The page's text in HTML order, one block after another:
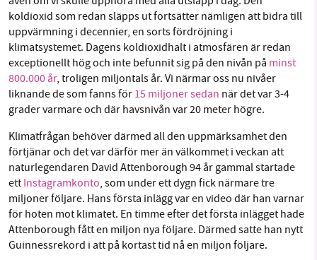
koldioxid som redan släpps ut fortsätter nämligen att bidra till
uppvärmning i decennier, en sorts fördröjning i
klimatsystemet. Dagens koldioxidhalt i atmosfären är redan
exceptionellt hög och inte befunnit sig på den nivån på minst
800.000 år, troligen miljontals år. Vi närmar oss nu nivåer
liknande de som fanns för 15 miljoner sedan när det var 3-4
grader varmare och där havsnivån var 20 meter högre.
Klimatfrågan behöver därmed all den uppmärksamhet den
förtjänar och det var därför mer än välkommet i veckan att
naturlegendaren David Attenborough 94 år gammal startade
ett Instagramkonto, som under ett dygn fick närmare tre
miljoner följare. Hans första inlägg var en video där han varnar
för hoten mot klimatet. En timme efter det första inlägget hade
Attenborough fått en miljon nya följare. Därmed satte han nytt
Guinnessrekord i att på kortast tid nå en miljon följare.